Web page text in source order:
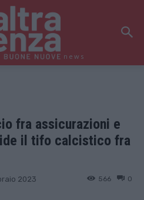
news
fra assicurazioni e
il tifo calcistico fra
2023 0
566